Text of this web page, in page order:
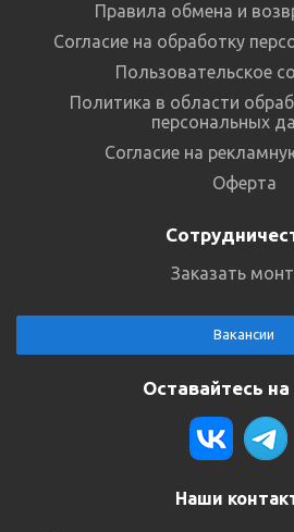
Правила обмена и
Согласие на обработку
Пользовательское
Политика в области
персональных
Согласие на
Оферта
Заказать
Вакансии
Оставайтесь на
Наши